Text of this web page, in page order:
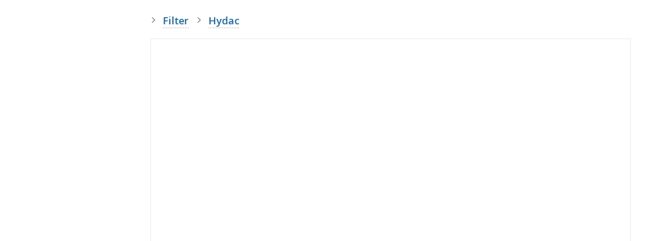
Filter Hydac